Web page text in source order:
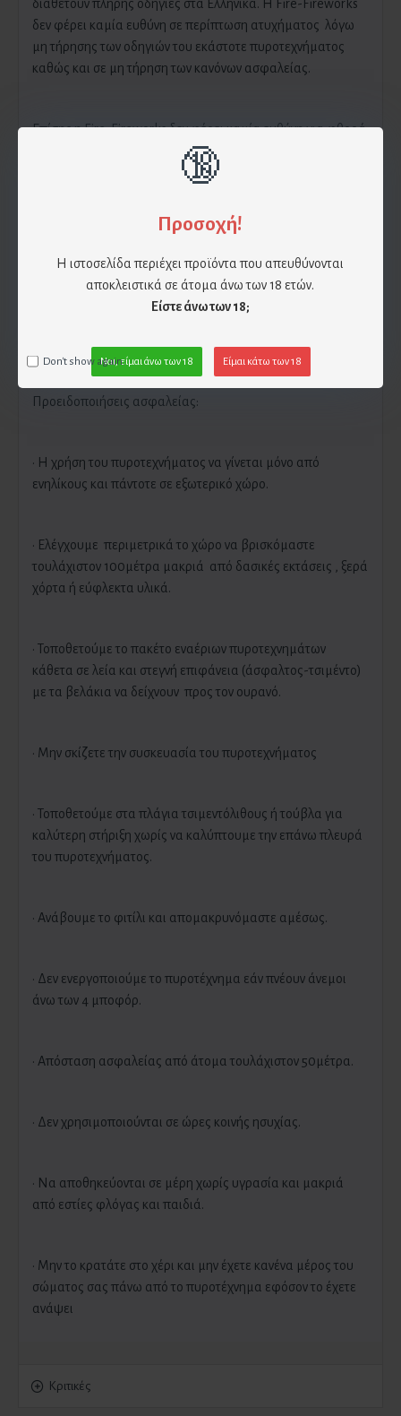
🔞
Προσοχή!
Η ιστοσελίδα περιέχει προϊόντα που απευθύνονται
αποκλειστικά σε άτομα άνω των 18 ετών.
Είστε άνω των 18;
Ναι, είμαι άνω των 18 Είμαι κάτω των 18
Don't show again.
διαθέτουν πλήρης οδηγίες στα Ελληνικά. Η Fire-Fireworks
δεν φέρει καμία ευθύνη σε περίπτωση ατυχήματος λόγω
μη τήρησης των οδηγιών του εκάστοτε πυροτεχνήματος
καθώς και σε μη τήρηση των κανόνων ασφαλείας.
Επίσης η Fire-Fireworks δεν φέρει καμία ευθύνη για φθορά
του πυροτεχνήματος λόγω πτώσης , υγρασίας και βίαιης
συμπεριφοράς. Αν χρησιμοποιηθεί το πυροτέχνημα υπό
ευθύνη έχει ο πελάτης.
Για αποφυγή δυσάρεστων περιστατικών, παρακαλούμε
διαβάστε προσεκτικά τις οδηγίες χρήσης που
Προειδοποιήσεις ασφαλείας:
· Η χρήση του πυροτεχνήματος να γίνεται μόνο από
ενηλίκους και πάντοτε σε εξωτερικό χώρο.
· Ελέγχουμε περιμετρικά το χώρο να βρισκόμαστε
τουλάχιστον 100μέτρα μακριά από δασικές εκτάσεις , ξερά
χόρτα ή εύφλεκτα υλικά.
· Τοποθετούμε το πακέτο εναέριων πυροτεχνημάτων
κάθετα σε λεία και στεγνή επιφάνεια (άσφαλτος-τσιμέντο)
με τα βελάκια να δείχνουν προς τον ουρανό.
· Μην σκίζετε την συσκευασία του πυροτεχνήματος
· Τοποθετούμε στα πλάγια τσιμεντόλιθους ή τούβλα για
καλύτερη στήριξη χωρίς να καλύπτουμε την επάνω πλευρά
του πυροτεχνήματος.
· Ανάβουμε το φιτίλι και απομακρυνόμαστε αμέσως.
· Δεν ενεργοποιούμε το πυροτέχνημα εάν πνέουν άνεμοι
άνω των 4 μποφόρ.
· Απόσταση ασφαλείας από άτομα τουλάχιστον 50μέτρα.
· Δεν χρησιμοποιούνται σε ώρες κοινής ησυχίας.
· Να αποθηκεύονται σε μέρη χωρίς υγρασία και μακριά
από εστίες φλόγας και παιδιά.
· Μην το κρατάτε στο χέρι και μην έχετε κανένα μέρος του
σώματος σας πάνω από το πυροτέχνημα εφόσον το έχετε
ανάψει
Κριτικές